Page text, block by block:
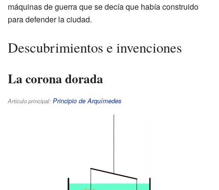
máquinas de guerra que se decía que había construido
para defender la ciudad.
Descubrimientos e invenciones
La corona dorada
Artículo principal: Principio de Arquímedes